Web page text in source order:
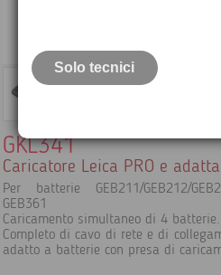
GKL341
Caricatore Leica PRO e
Per batterie GEB211/GEB212/
GEB361
Caricamento simultaneo di 4 batterie.
Completo di cavo di rete e di
adatto a batterie con presa di
Solo tecnici